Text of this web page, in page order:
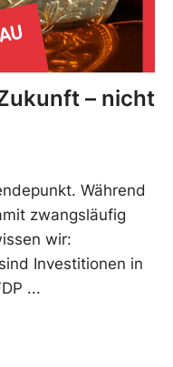
– nicht
Während
zwangsläufig
wir:
Investitionen in